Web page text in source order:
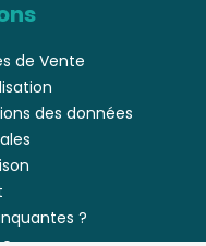
de Vente
des données
?